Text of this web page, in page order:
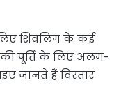
शिवलिंग के कई
पूर्ति के लिए अलग-
जानते हैं विस्तार